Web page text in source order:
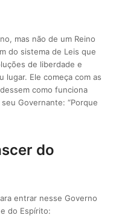
mas não de um Reino
do sistema de Leis que
de liberdade e
lugar. Ele começa com as
como funciona
Governante: “Porque
do
entrar nesse Governo
do Espírito: